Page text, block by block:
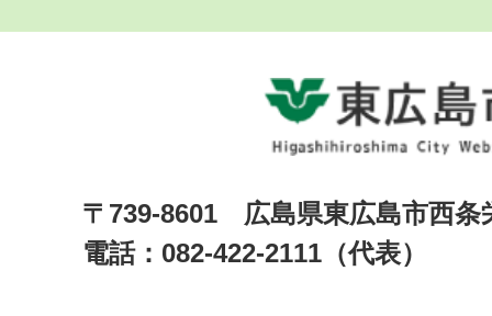
〒739-8601 広島県東広島市西
電話：082-422-2111（代表）